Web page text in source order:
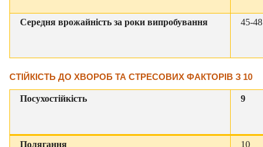
Середня врожайність за роки випробування 45-
СТІЙКІСТЬ ДО ХВОРОБ ТА СТРЕСОВИХ ФАКТОРІВ З 10
Посухостійкість 9
Полягання 10